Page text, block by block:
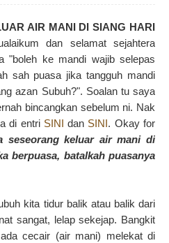
AIR MANI DI SIANG HARI
dan selamat sejahtera
"boleh ke mandi wajib selepas
sah puasa jika tangguh mandi
azan Subuh?". Soalan tu saya
bincangkan sebelum ni. Nak
di entri SINI dan SINI. Okay for
seseorang keluar air mani di
berpuasa, batalkah puasanya
kita tidur balik atau balik dari
sangat, lelap sekejap. Bangkit
cecair (air mani) melekat di